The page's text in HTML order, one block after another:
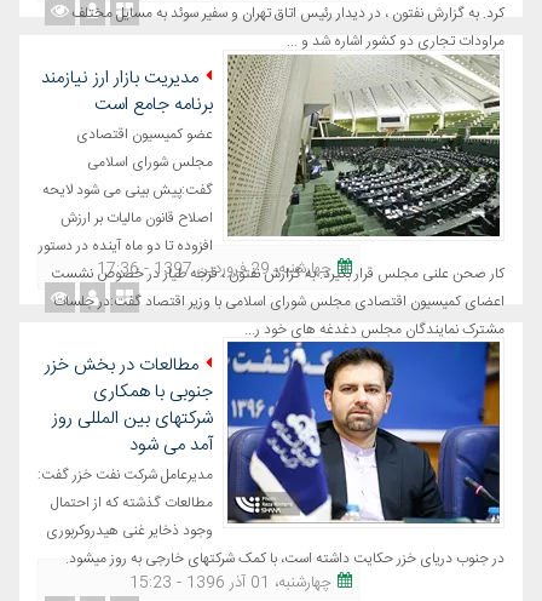
کرد. به گزارش نفتون ، در دیدار رئیس اتاق تهران و سفیر سوئد به مسایل مختلف
مراودات تجاری دو کشور اشاره شد و ...
مدیریت بازار ارز نیازمند
برنامه جامع است
عضو کمیسیون اقتصادی
مجلس شورای اسلامی
گفت:پیش بینی می شود لایحه
اصلاح قانون مالیات بر ارزش
افزوده تا دو ماه آینده در دستور
کار صحن علنی مجلس قرار بگیرد. به گزارش نفتون ، قرجه طیار در خصوص نشست
اعضای کمیسیون اقتصادی مجلس شورای اسلامی با وزیر اقتصاد گفت:در جلسات
مشترک نمایندگان مجلس دغدغه های خود ر...
چهارشنبه، 29 فروردین 1397 - 17:36
مطالعات در بخش خزر
جنوبی با همکاری
شرکتهای بین المللی روز
آمد می شود
مدیرعامل شرکت نفت خزر گفت:
مطالعات گذشته که از احتمال
وجود ذخایر غنی هیدروکربوری
در جنوب دریای خزر حکایت داشته است، با کمک شرکت‎های خارجی به روز می‎شود.
چهارشنبه، 01 آذر 1396 - 15:23